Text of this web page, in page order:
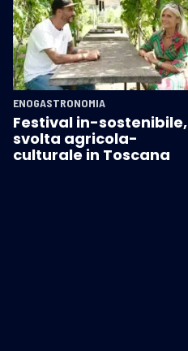
ENOGASTRONOMIA
Festival in-sostenibile,
svolta agricola-
culturale in Toscana